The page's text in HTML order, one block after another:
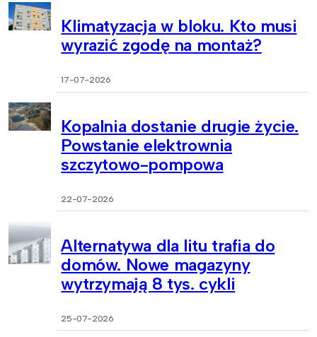
Klimatyzacja w bloku. Kto musi
wyrazić zgodę na montaż?
17-07-2026
Kopalnia dostanie drugie życie.
Powstanie elektrownia
szczytowo-pompowa
22-07-2026
Alternatywa dla litu trafia do
domów. Nowe magazyny
wytrzymają 8 tys. cykli
25-07-2026